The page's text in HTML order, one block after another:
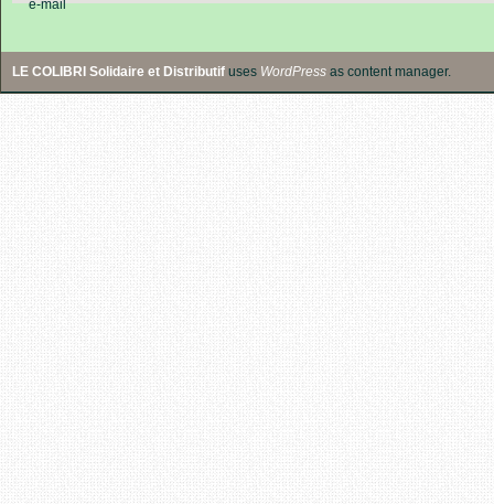
e-mail
LE COLIBRI Solidaire et Distributif uses WordPress as content manager.